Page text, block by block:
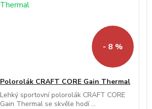
- 8 %
Polorolák CRAFT CORE Gain Thermal
Lehký sportovní polorolák CRAFT CORE
Gain Thermal se skvěle hodí ...